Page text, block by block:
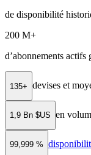
de disponibilité
200 M+
d’abonnements
135+ devises et
1,9 Bn $US en
99,999 %